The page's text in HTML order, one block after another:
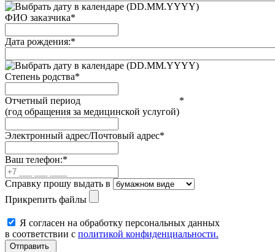
(DD.MM.YYYY)
ФИО заказчика*
Дата рождения:*
(DD.MM.YYYY)
Степень родства*
Отчетный период
(год обращения за медицинской услугой)
*
Электронный адрес/Почтовый адрес*
Ваш телефон:*
Справку прошу выдать в
Прикрепить файлы
Я согласен на обработку персональных данных
в соответствии с политикой конфиденциальности.